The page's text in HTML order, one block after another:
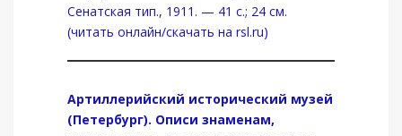
Сенатская тип., 1911. — 41 с.; 24 см.
(читать онлайн/скачать на rsl.ru)
Артиллерийский исторический музей
(Петербург). Описи знаменам,